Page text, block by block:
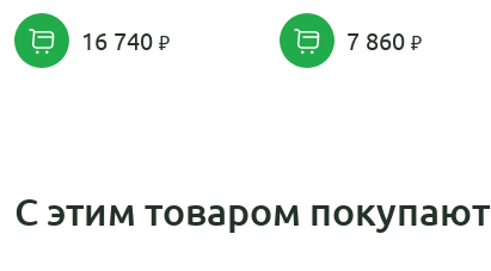
16 740 7 860
С этим товаром покупают